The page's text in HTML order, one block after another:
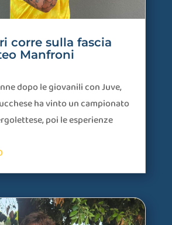
corre sulla fascia
Manfroni
dopo le giovanili con Juve,
ha vinto un campionato
poi le esperienze